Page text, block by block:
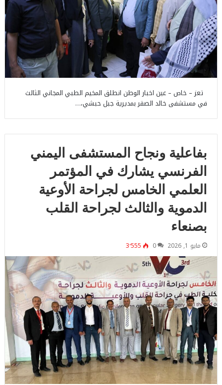
تعز – خاص – عين اخبار الوطن انطلق المخيم الطبي المجاني الثالث
في مستشفى خالد الصقر بمديرية جبل حبشي،…
بفاعلية ونجاح المستشفى اليمني
الفرنسي يشارك في المؤتمر
العلمي الخامس لجراحة الأوعية
الدموية والثالث لجراحة القلب
بصنعاء
مايو 1, 2026 0 3٬555